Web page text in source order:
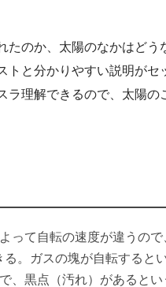
のか、太陽のなかはどう
と分かりやすい説明がセ
理解できるので、太陽の
って自転の速度が違うの
。ガスの塊が自転すると
、黒点（汚れ）があると